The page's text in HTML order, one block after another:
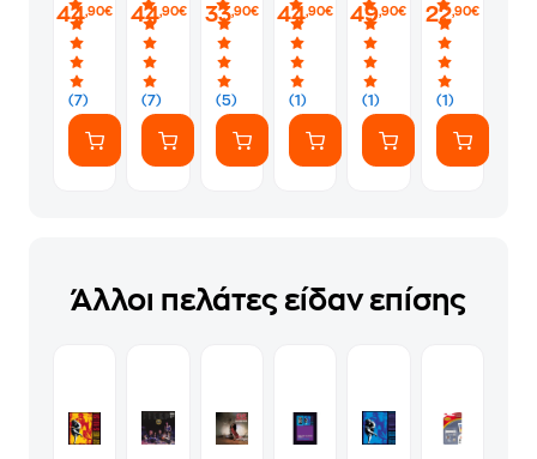
(7)
44,90€
(7)
44,90€
(5)
33,90€
(1)
44,90€
(1)
49,90€
(1)
22,90€
Άλλοι πελάτες είδαν επίσης